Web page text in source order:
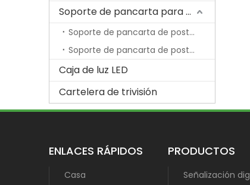
Soporte de pancarta para poste de lámpara
Soporte de pancarta de poste de lámpara económica
Soporte de pancarta de poste de lámpara con resorte
Caja de luz LED
Cartelera de trivisión
ENLACES RÁPIDOS
Casa
PRODUCTOS
Señalización